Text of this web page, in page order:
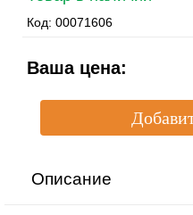
Код: 00071606
Ваша цена:
Описание